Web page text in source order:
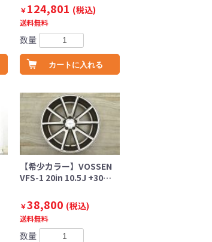
￥124,801 (税込)
送料無料
数量
カートに入れる
【希少カラー】VOSSEN
VFS-1 20in 10.5J +30…
￥38,800 (税込)
送料無料
数量